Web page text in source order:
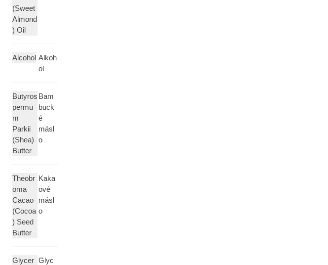
(Sweet
Almond
) Oil
Alcohol Alkoh
ol
Butyros
permu
m
Parkii
(Shea)
Butter
Bam
buck
é
másl
o
Theobr
oma
Cacao
(Cocoa
) Seed
Butter
Kaka
ové
másl
o
Glycer Glyc